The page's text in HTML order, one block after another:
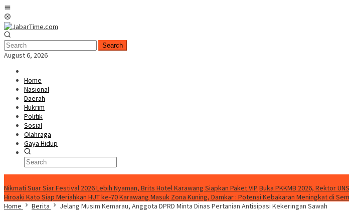
Skip
to
content
Search
August 6, 2026
Home
Nasional
Daerah
Hukrim
Politik
Sosial
Olahraga
Gaya Hidup
Nikmati Suar Siar Festival 2026 Lebih Nyaman, Brits Hotel Karawang Siapkan Paket VIP Buka PKKMB 2026, Rektor
Hiroaki Kato Siap Meriahkan HUT ke-70Karawang Masuk Zona Kuning, Damkar : Potensi Kebakaran Meningkat di
Home
Berita Jelang Musim Kemarau, Anggota DPRD Minta Dinas Pertanian Antisipasi Kekeringan Sawah